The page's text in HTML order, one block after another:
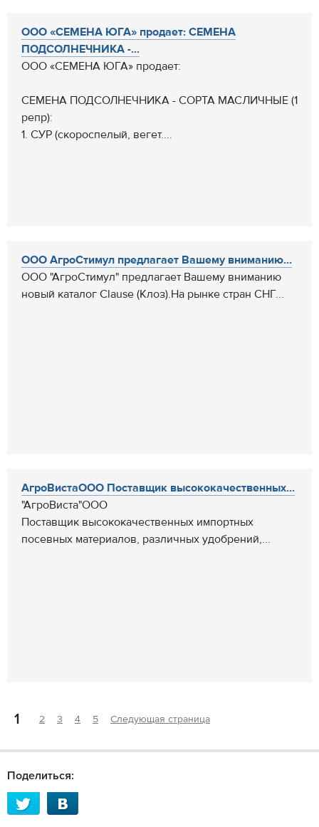
ООО «СЕМЕНА ЮГА» продает: СЕМЕНА
ПОДСОЛНЕЧНИКА -...
ООО «СЕМЕНА ЮГА» продает:
СЕМЕНА ПОДСОЛНЕЧНИКА - СОРТА МАСЛИЧНЫЕ (1
репр):
1. СУР (скороспелый, вегет....
ООО АгроСтимул предлагает Вашему вниманию...
ООО "АгроСтимул" предлагает Вашему вниманию
новый каталог Clause (Клоз).На рынке стран СНГ...
АгроВистаООО Поставщик высококачественных...
"АгроВиста"ООО
Поставщик высококачественных импортных
посевных материалов, различных удобрений,...
1 2 3 4 5 Следующая страница
Поделиться: